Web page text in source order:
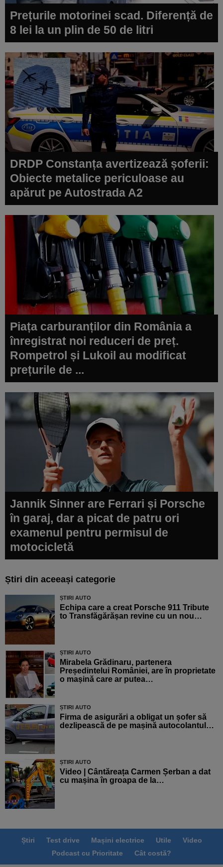
Prețurile motorinei scad. Diferență de
8 lei la un plin de 50 de litri
DRDP Constanța avertizează șoferii:
Obiecte metalice periculoase au
apărut pe Autostrada A2
Piața carburanților din România a
înregistrat noi reduceri de preț.
Rompetrol și Lukoil au modificat
prețurile de ...
Jannik Sinner are Ferrari și Porsche
în garaj, dar a picat de patru ori
examenul pentru permisul de
motocicletă
Știri din aceeași categorie
ȘTIRI AUTO
Echipa care a creat Porsche 911 Tribute
to Transfăgărășan revine cu un nou…
ȘTIRI AUTO
Mirabela Grădinaru, partenera
Președintelui României, are în proprietate
o mașină care ar putea…
ȘTIRI AUTO
Firma de asigurări a obligat un șofer să
dezlipească de pe mașină autocolantul…
ȘTIRI AUTO
Video | Cântăreața Carmen Șerban a dat
cu mașina în groapa de la…
Știri Test drive Mașini electrice Utile
Video
Podcast cu Prioritate
Cât costă?